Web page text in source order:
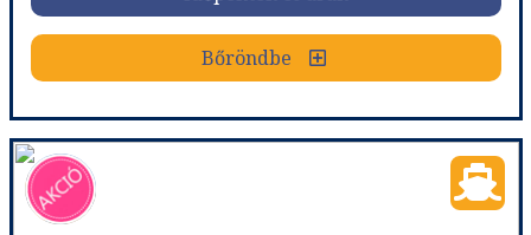
Bőröndbe
Bőröndbe
Costa Diadema - Dánia, Norvégia, Németország